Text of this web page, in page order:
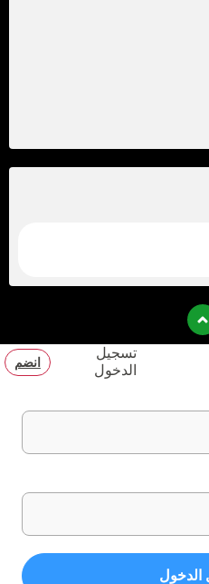
تسجيل
الدخول
انضم
الدخول